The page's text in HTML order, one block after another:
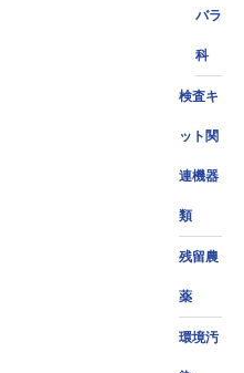
バラ
科
検査キ
ット関
連機器
類
残留農
薬
環境汚